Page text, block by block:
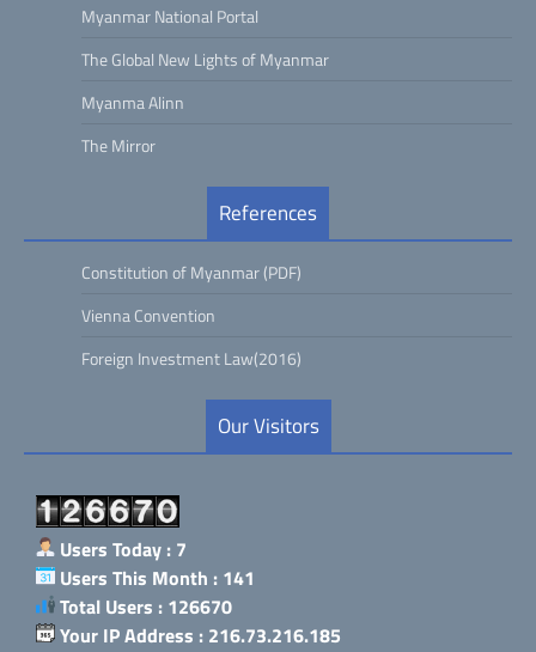
Myanmar National Portal
The Global New Lights of Myanmar
Myanma Alinn
The Mirror
References
Constitution of Myanmar (PDF)
Vienna Convention
Foreign Investment Law(2016)
Our Visitors
Users Today : 7
Users This Month : 141
Total Users : 126670
Your IP Address : 216.73.216.185